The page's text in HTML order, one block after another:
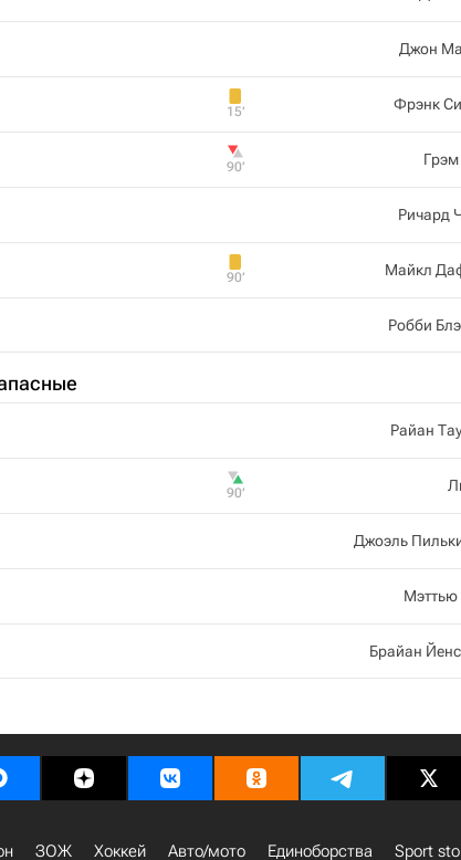
Джон
Фрэнк
15‎’‎
90‎’‎
Ричард
Майкл
90‎’‎
Робби
Райан
90‎’‎
Джоэль
Брайан
ЗОЖ Хоккей Авто/мото Единоборства Sport